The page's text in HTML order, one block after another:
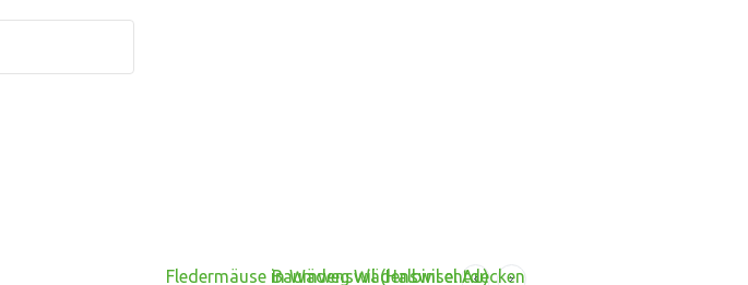
Fledermäuse in Wädenswil (Halbinsel Au)
Baumweg Wädenswil entdecken